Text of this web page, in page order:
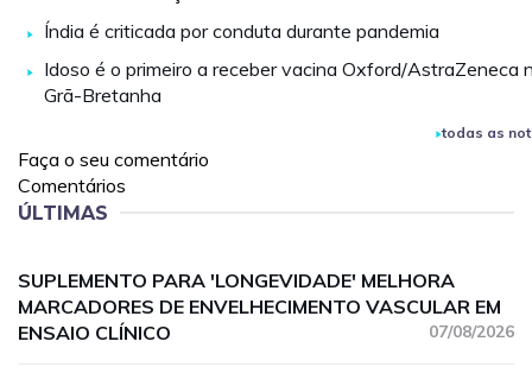
Índia é criticada por conduta durante pandemia
Idoso é o primeiro a receber vacina Oxford/AstraZeneca
Grã-Bretanha
todas as
Faça o seu comentário
Comentários
ÚLTIMAS
SUPLEMENTO PARA 'LONGEVIDADE' MELHORA
MARCADORES DE ENVELHECIMENTO VASCULAR EM
ENSAIO CLÍNICO
07/08/2026